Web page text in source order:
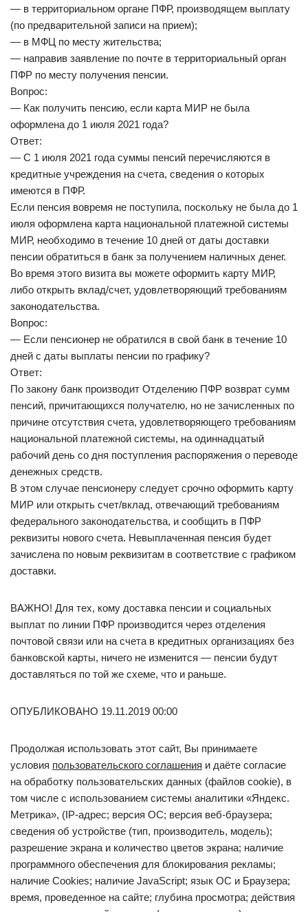
— в территориальном органе ПФР, производящем выплату
(по предварительной записи на прием);
— в МФЦ по месту жительства;
— направив заявление по почте в территориальный орган
ПФР по месту получения пенсии.
Вопрос:
— Как получить пенсию, если карта МИР не была
оформлена до 1 июля 2021 года?
Ответ:
— С 1 июля 2021 года суммы пенсий перечисляются в
кредитные учреждения на счета, сведения о которых
имеются в ПФР.
Если пенсия вовремя не поступила, поскольку не была до 1
июля оформлена карта национальной платежной системы
МИР, необходимо в течение 10 дней от даты доставки
пенсии обратиться в банк за получением наличных денег.
Во время этого визита вы можете оформить карту МИР,
либо открыть вклад/счет, удовлетворяющий требованиям
законодательства.
Вопрос:
— Если пенсионер не обратился в свой банк в течение 10
дней с даты выплаты пенсии по графику?
Ответ:
По закону банк производит Отделению ПФР возврат сумм
пенсий, причитающихся получателю, но не зачисленных по
причине отсутствия счета, удовлетворяющего требованиям
национальной платежной системы, на одиннадцатый
рабочий день со дня поступления распоряжения о переводе
денежных средств.
В этом случае пенсионеру следует срочно оформить карту
МИР или открыть счет/вклад, отвечающий требованиям
федерального законодательства, и сообщить в ПФР
реквизиты нового счета. Невыплаченная пенсия будет
зачислена по новым реквизитам в соответствие с графиком
доставки.
ВАЖНО! Для тех, кому доставка пенсии и социальных
выплат по линии ПФР производится через отделения
почтовой связи или на счета в кредитных организациях без
банковской карты, ничего не изменится — пенсии будут
доставляться по той же схеме, что и раньше.
ОПУБЛИКОВАНО 19.11.2019 00:00
Продолжая использовать этот сайт, Вы принимаете
условия пользовательского соглашения и даёте согласие
на обработку пользовательских данных (файлов cookie), в
том числе с использованием системы аналитики «Яндекс.
Метрика», (IP-адрес; версия ОС; версия веб-браузера;
сведения об устройстве (тип, производитель, модель);
разрешение экрана и количество цветов экрана; наличие
программного обеспечения для блокирования рекламы;
наличие Cookies; наличие JavaScript; язык ОС и Браузера;
время, проведенное на сайте; глубина просмотра; действия